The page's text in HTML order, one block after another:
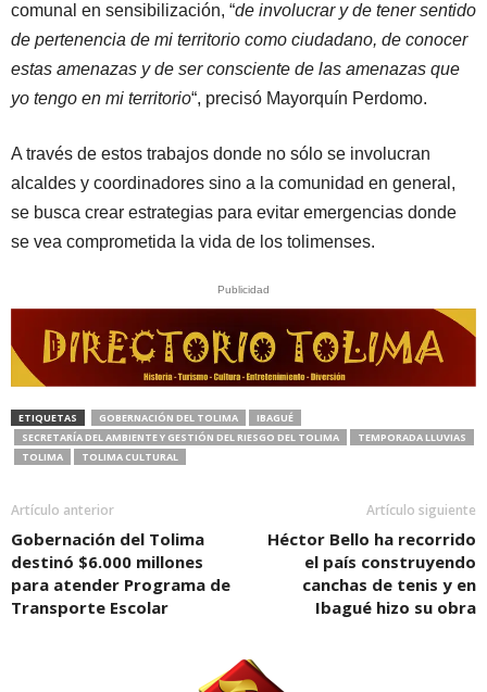
comunal en sensibilización, “de involucrar y de tener sentido
de pertenencia de mi territorio como ciudadano, de conocer
estas amenazas y de ser consciente de las amenazas que
yo tengo en mi territorio“, precisó Mayorquín Perdomo.
A través de estos trabajos donde no sólo se involucran
alcaldes y coordinadores sino a la comunidad en general,
se busca crear estrategias para evitar emergencias donde
se vea comprometida la vida de los tolimenses.
Publicidad
ETIQUETAS GOBERNACIÓN DEL TOLIMA
IBAGUÉ
SECRETARÍA DEL AMBIENTE Y GESTIÓN DEL RIESGO DEL TOLIMA
TEMPORADA LLUVIAS
TOLIMA
TOLIMA CULTURAL
Artículo anterior
Gobernación del Tolima
destinó $6.000 millones
para atender Programa de
Transporte Escolar
Artículo siguiente
Héctor Bello ha recorrido
el país construyendo
canchas de tenis y en
Ibagué hizo su obra